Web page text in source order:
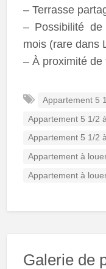
– Terrasse
– Possibilité
mois (rare dans
– À proximité de
Appartement 5
Appartement 5 1/2
Appartement 5 1/2
Appartement à
Appartement à
Galerie de